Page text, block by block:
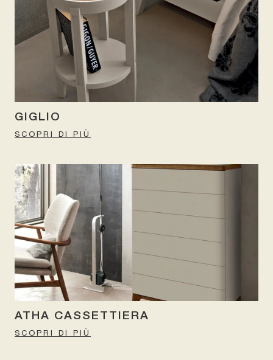
GIGLIO
SCOPRI DI PIÙ
ATHA CASSETTIERA
SCOPRI DI PIÙ